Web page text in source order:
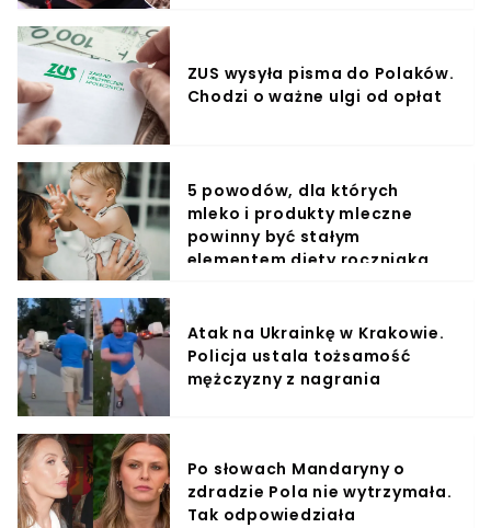
ZUS wysyła pisma do Polaków.
Chodzi o ważne ulgi od opłat
5 powodów, dla których
mleko i produkty mleczne
powinny być stałym
elementem diety roczniaka
Atak na Ukrainkę w Krakowie.
Policja ustala tożsamość
mężczyzny z nagrania
Po słowach Mandaryny o
zdradzie Pola nie wytrzymała.
Tak odpowiedziała